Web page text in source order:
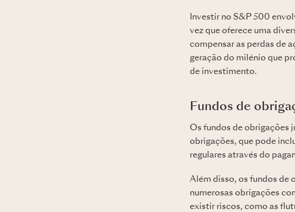
Investir no S&P 500
vez que oferece uma
compensar as perdas de
geração do milénio que
de investimento.
Fundos de
Os fundos de obrigações
obrigações, que pode
regulares através do
Além disso, os fundos de
numerosas obrigações
existir riscos, como as